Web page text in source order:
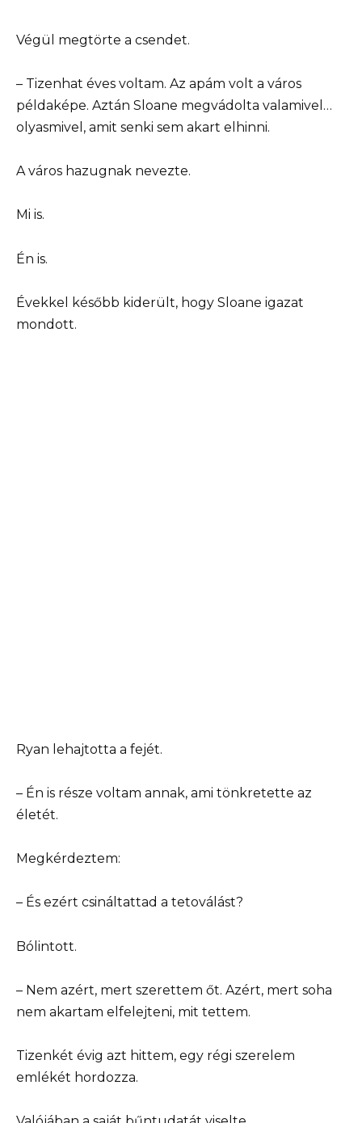
Végül megtörte a csendet.
– Tizenhat éves voltam. Az apám volt a város
példaképe. Aztán Sloane megvádolta valamivel…
olyasmivel, amit senki sem akart elhinni.
A város hazugnak nevezte.
Mi is.
Én is.
Évekkel később kiderült, hogy Sloane igazat
mondott.
Ryan lehajtotta a fejét.
– Én is része voltam annak, ami tönkretette az
életét.
Megkérdeztem:
– És ezért csináltattad a tetoválást?
Bólintott.
– Nem azért, mert szerettem őt. Azért, mert soha
nem akartam elfelejteni, mit tettem.
Tizenkét évig azt hittem, egy régi szerelem
emlékét hordozza.